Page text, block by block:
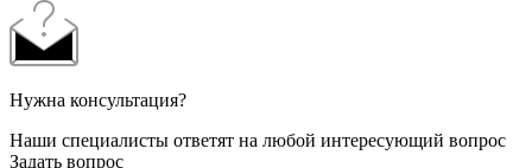
Нужна консультация?
Наши специалисты ответят на любой интересующий вопрос
Задать вопрос